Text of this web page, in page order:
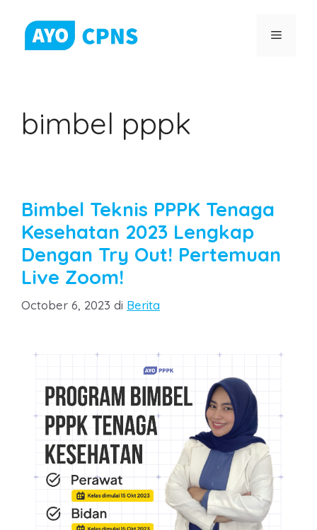
content
Menu
bimbel pppk
Bimbel Teknis PPPK Tenaga
Kesehatan 2023 Lengkap
Dengan Try Out! Pertemuan
Live Zoom!
October 6, 2023 di Categories
Berita